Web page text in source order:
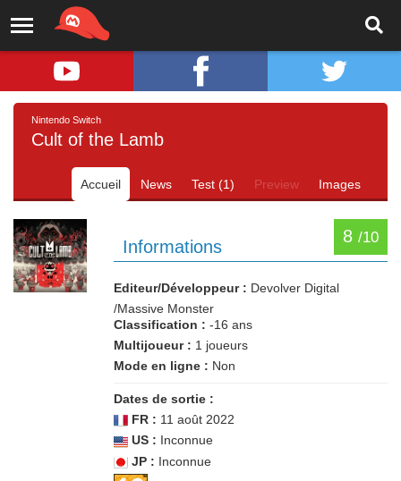
Nintendo Switch
Cult of the Lamb
Accueil News Test (1) Preview Images
8 /10
Informations
Editeur/Développeur : Devolver Digital
/Massive Monster
Classification : -16 ans
Multijoueur : 1 joueurs
Mode en ligne : Non
Dates de sortie :
FR : 11 août 2022
US : Inconnue
JP : Inconnue